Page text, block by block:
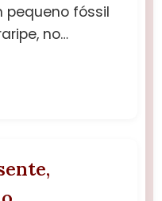
pequeno fóssil
no…